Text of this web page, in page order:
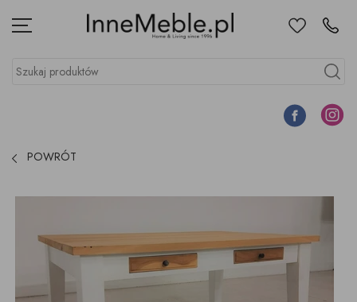
Menu UlubioneKontakt
Szukaj produktów
Szukaj
Facebook
POWRÓT